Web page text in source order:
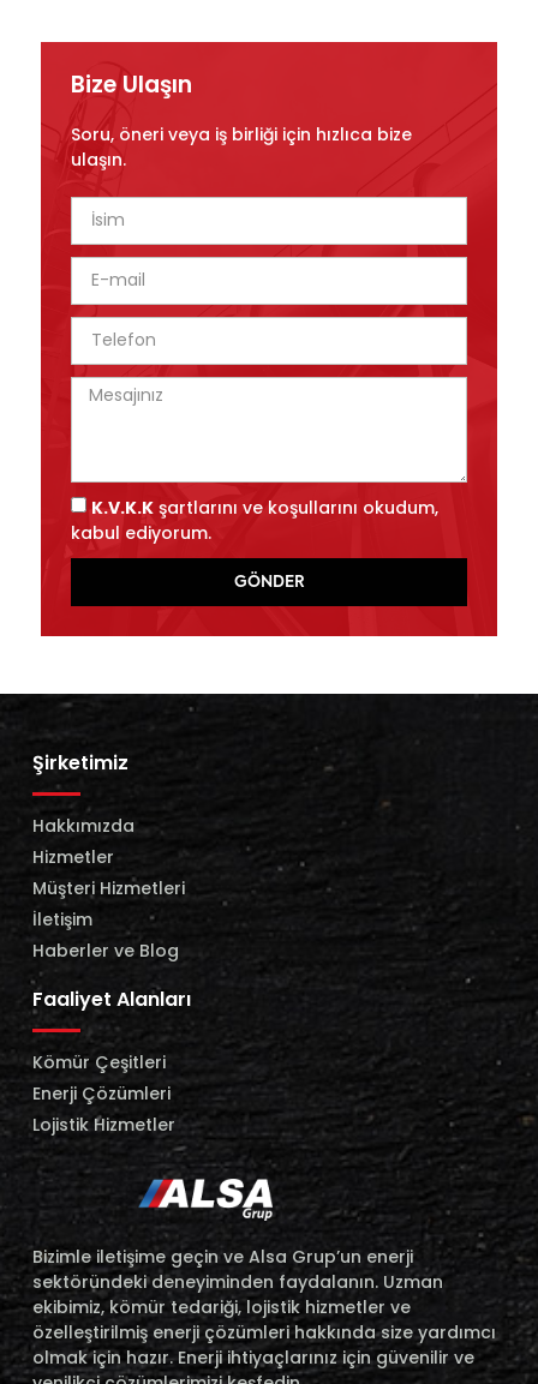
Bize Ulaşın
Soru, öneri veya iş birliği için hızlıca bize
ulaşın.
K.V.K.K şartlarını ve koşullarını okudum,
kabul ediyorum.
GÖNDER
Şirketimiz
Hakkımızda
Hizmetler
Müşteri Hizmetleri
İletişim
Haberler ve Blog
Faaliyet Alanları
Kömür Çeşitleri
Enerji Çözümleri
Lojistik Hizmetler
Bizimle iletişime geçin ve Alsa Grup’un enerji
sektöründeki deneyiminden faydalanın. Uzman
ekibimiz, kömür tedariği, lojistik hizmetler ve
özelleştirilmiş enerji çözümleri hakkında size yardımcı
olmak için hazır. Enerji ihtiyaçlarınız için güvenilir ve